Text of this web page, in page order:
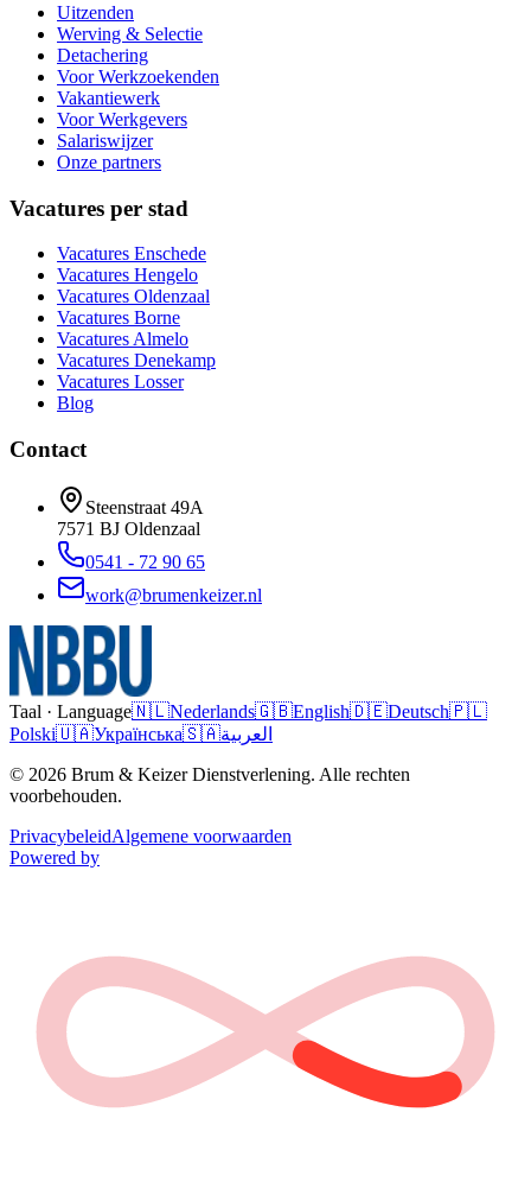
Uitzenden
Werving & Selectie
Detachering
Voor Werkzoekenden
Vakantiewerk
Voor Werkgevers
Salariswijzer
Onze partners
Vacatures per stad
Vacatures Enschede
Vacatures Hengelo
Vacatures Oldenzaal
Vacatures Borne
Vacatures Almelo
Vacatures Denekamp
Vacatures Losser
Blog
Contact
Steenstraat 49A
7571 BJ Oldenzaal
0541 - 72 90 65
work@brumenkeizer.nl
Taal · Language🇳🇱Nederlands🇬🇧English🇩🇪Deutsch🇵🇱
Polski🇺🇦Українська🇸🇦العربية
© 2026 Brum & Keizer Dienstverlening. Alle rechten
voorbehouden.
PrivacybeleidAlgemene voorwaarden
Powered by